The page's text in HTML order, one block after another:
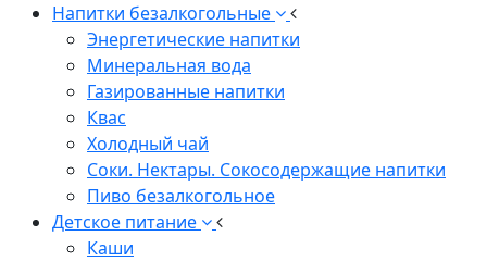
Напитки безалкогольные
Энергетические напитки
Минеральная вода
Газированные напитки
Квас
Холодный чай
Соки. Нектары. Сокосодержащие напитки
Пиво безалкогольное
Детское питание
Каши